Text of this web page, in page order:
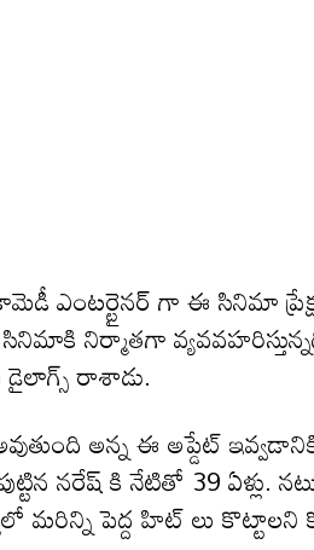
గా ఈ సినిమా
నిర్మాతగా
డైలాగ్స్ రాశాడు.
అన్న ఈ అప్డేట్
నరేష్ కి నేటితో 39 ఏళ్లు.
మరిన్ని పెద్ద హిట్ లు కొట్టాలని